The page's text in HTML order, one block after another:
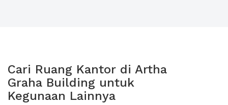
Cari Ruang Kantor di Artha
Graha Building untuk
Kegunaan Lainnya